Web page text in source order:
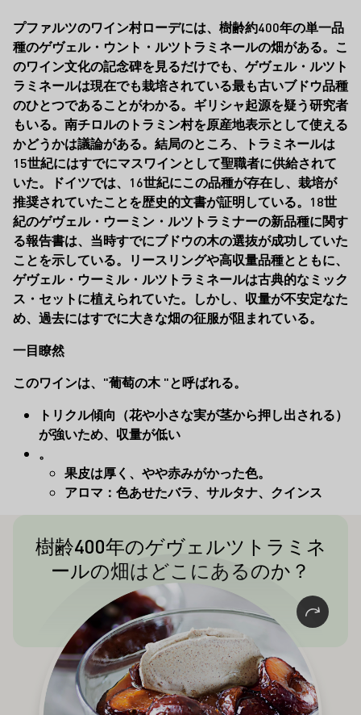
プファルツのワイン村ローデには、樹齢約400年の単一品
種のゲヴェル・ウント・ルツトラミネールの畑がある。こ
のワイン文化の記念碑を見るだけでも、ゲヴェル・ルツト
ラミネールは現在でも栽培されている最も古いブドウ品種
のひとつであることがわかる。ギリシャ起源を疑う研究者
もいる。南チロルのトラミン村を原産地表示として使える
かどうかは議論がある。結局のところ、トラミネールは
15世紀にはすでにマスワインとして聖職者に供給されて
いた。ドイツでは、16世紀にこの品種が存在し、栽培が
推奨されていたことを歴史的文書が証明している。18世
紀のゲヴェル・ウーミン・ルツトラミナーの新品種に関す
る報告書は、当時すでにブドウの木の選抜が成功していた
ことを示している。リースリングや高収量品種とともに、
ゲヴェル・ウーミル・ルツトラミネールは古典的なミック
ス・セットに植えられていた。しかし、収量が不安定なた
め、過去にはすでに大きな畑の征服が阻まれている。
一目瞭然
このワインは、"葡萄の木 "と呼ばれる。
トリクル傾向（花や小さな実が茎から押し出される）
が強いため、収量が低い
。
果皮は厚く、やや赤みがかった色。
アロマ：色あせたバラ、サルタナ、クインス
樹齢400年のゲヴェルツトラミネ
ールの畑はどこにあるのか？
ドイツワイン文化の記念碑：プファルツ
州のワイン村ローデには、樹齢約400年
の単一品種のゲヴェルツトラミネールの
畑がある。